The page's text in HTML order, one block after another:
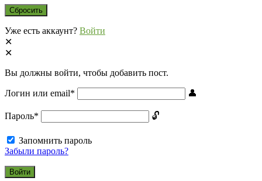
Уже есть аккаунт? Войти
Вы должны войти, чтобы добавить пост.
Логин или email*
Пароль*
Запомнить пароль
Забыли пароль?